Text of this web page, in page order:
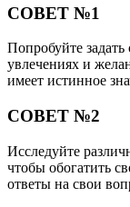
СОВЕТ №1
Попробуйте
увлечениях и
имеет истинное
СОВЕТ №2
Исследуйте
чтобы обогатить
ответы на свои